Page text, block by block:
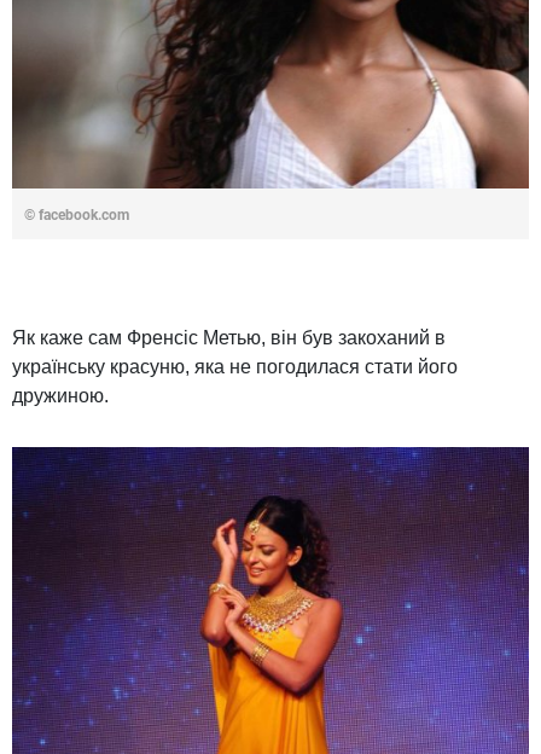
© facebook.com
Як каже сам Френсіс Метью, він був закоханий в
українську красуню, яка не погодилася стати його
дружиною.